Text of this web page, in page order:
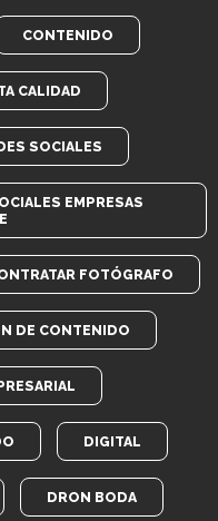
CONTENIDO
CALIDAD
SOCIALES
EMPRESAS
FOTÓGRAFO
DE CONTENIDO
DIGITAL
DRON BODA